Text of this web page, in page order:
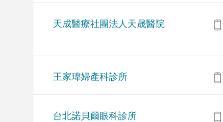
天成醫療社團法人天晟醫院
王家瑋婦產科診所
台北諾貝爾眼科診所